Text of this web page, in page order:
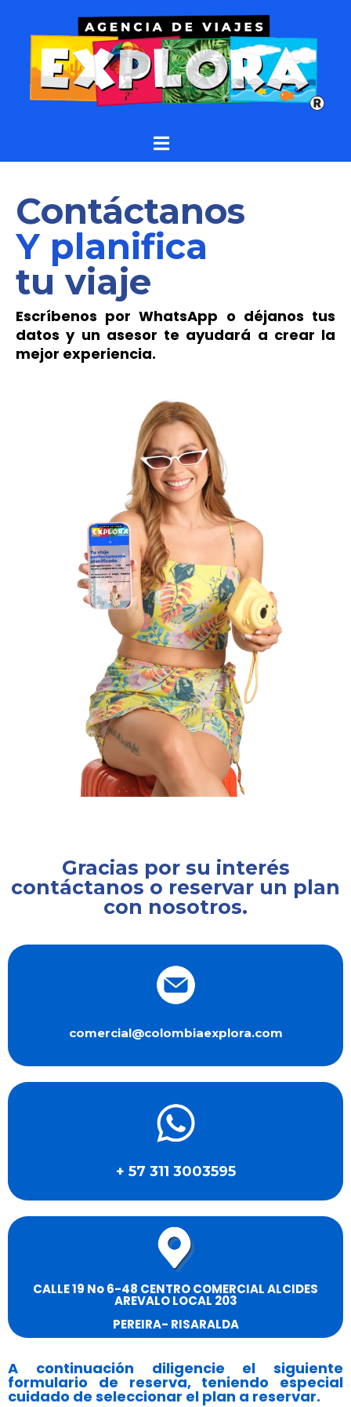
Contáctanos
Y planifica
tu viaje
Escríbenos por WhatsApp o déjanos tus
datos y un asesor te ayudará a crear la
mejor experiencia.
Gracias por su interés
contáctanos o reservar un plan
con nosotros.
comercial@colombiaexplora.com
+ 57 311 3003595
CALLE 19 No 6-48 CENTRO COMERCIAL ALCIDES
AREVALO LOCAL 203
PEREIRA- RISARALDA
A continuación diligencie el siguiente
formulario de reserva, teniendo especial
cuidado de seleccionar el plan a reservar.